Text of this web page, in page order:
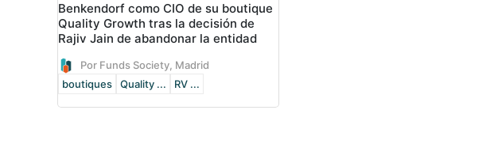
Benkendorf como CIO de su boutique
Quality Growth tras la decisión de
Rajiv Jain de abandonar la entidad
Por Funds Society, Madrid
boutiques
Quality ... RV ...